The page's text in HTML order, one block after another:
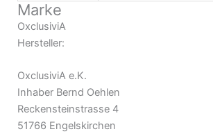
Marke
OxclusiviA
Hersteller:
OxclusiviA e.K.
Inhaber Bernd Oehlen
Reckensteinstrasse 4
51766 Engelskirchen